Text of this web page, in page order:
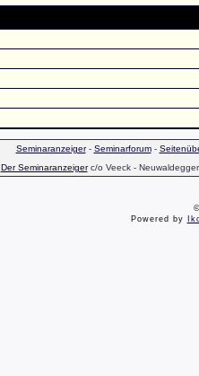
Seminaranzeiger- Seminarforum-
Der Seminaranzeigerc/o Veeck -
Powered by